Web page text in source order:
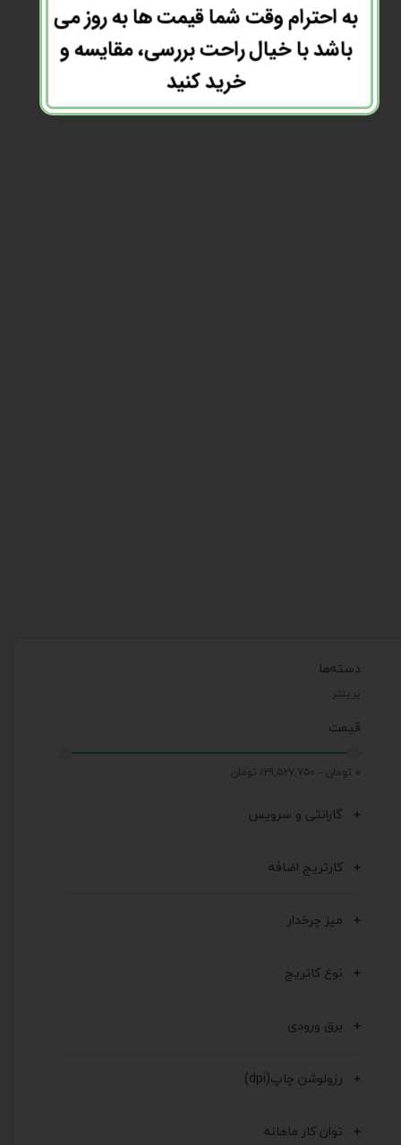
دسته‌ها
پرینتر
قیمت
۰ تومان - ۱۲۹,۵۲۷,۷۵۰ تومان
گارانتی و سرویس
کارتریج اضافه
میز چرخدار
نوع کاتریج
برق ورودی
رزولوشن چاپ(dpi)
توان کار ماهانه
به احترام وقت شما قیمت ها به روز می
باشد با خیال راحت بررسی، مقایسه و
خرید کنید